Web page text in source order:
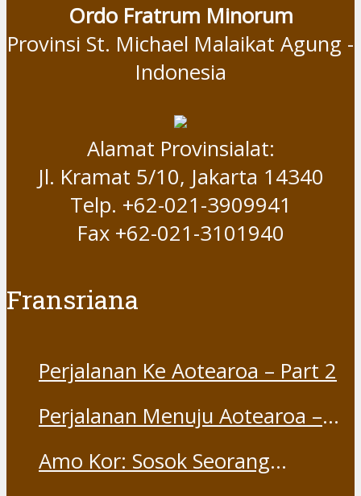
Ordo Fratrum Minorum
Provinsi St. Michael Malaikat Agung -
Indonesia
Alamat Provinsialat:
Jl. Kramat 5/10, Jakarta 14340
Telp. +62-021-3909941
Fax +62-021-3101940
Fransriana
Perjalanan Ke Aotearoa – Part 2
Perjalanan Menuju Aotearoa –
Amo Kor: Sosok Seorang